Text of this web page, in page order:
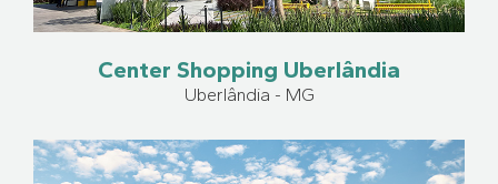
Center Shopping Uberlândia
Uberlândia - MG